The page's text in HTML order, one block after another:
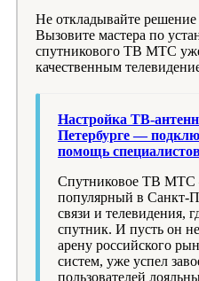
Не откладывайте
Вызовите мастера по
спутникового ТВ МТС
качественным
Настройка ТВ-
Петербурге —
помощь
Спутниковое ТВ МТС
популярный в Санкт-
связи и телевидения,
спутник. И пусть он
арену российского
систем, уже успел
пользователей